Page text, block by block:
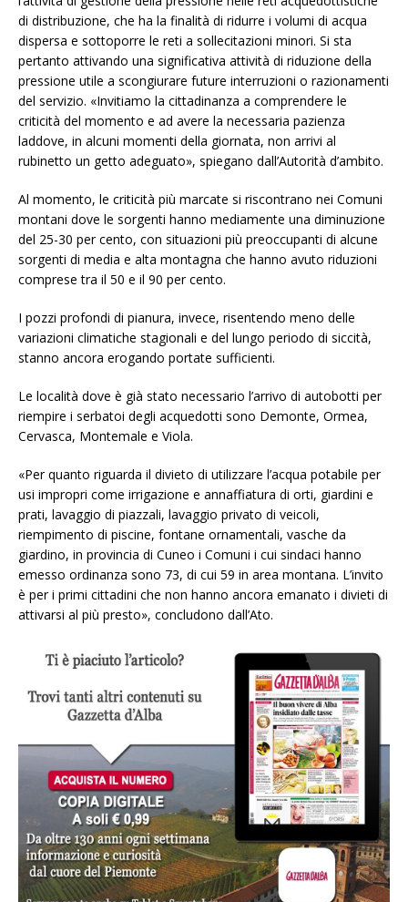
di distribuzione, che ha la finalità di ridurre i volumi di acqua
dispersa e sottoporre le reti a sollecitazioni minori. Si sta
pertanto attivando una significativa attività di riduzione della
pressione utile a scongiurare future interruzioni o razionamenti
del servizio. «Invitiamo la cittadinanza a comprendere le
criticità del momento e ad avere la necessaria pazienza
laddove, in alcuni momenti della giornata, non arrivi al
rubinetto un getto adeguato», spiegano dall’Autorità d’ambito.
Al momento, le criticità più marcate si riscontrano nei Comuni
montani dove le sorgenti hanno mediamente una diminuzione
del 25-30 per cento, con situazioni più preoccupanti di alcune
sorgenti di media e alta montagna che hanno avuto riduzioni
comprese tra il 50 e il 90 per cento.
I pozzi profondi di pianura, invece, risentendo meno delle
variazioni climatiche stagionali e del lungo periodo di siccità,
stanno ancora erogando portate sufficienti.
Le località dove è già stato necessario l’arrivo di autobotti per
riempire i serbatoi degli acquedotti sono Demonte, Ormea,
Cervasca, Montemale e Viola.
«Per quanto riguarda il divieto di utilizzare l’acqua potabile per
usi impropri come irrigazione e annaffiatura di orti, giardini e
prati, lavaggio di piazzali, lavaggio privato di veicoli,
riempimento di piscine, fontane ornamentali, vasche da
giardino, in provincia di Cuneo i Comuni i cui sindaci hanno
emesso ordinanza sono 73, di cui 59 in area montana. L’invito
è per i primi cittadini che non hanno ancora emanato i divieti di
attivarsi al più presto», concludono dall’Ato.